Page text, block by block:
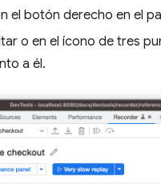
el botón derecho en el
o en el ícono de tres
a él.